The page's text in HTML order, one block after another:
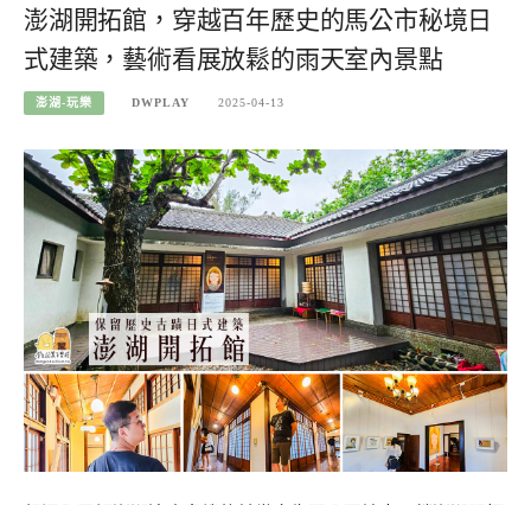
澎湖開拓館，穿越百年歷史的馬公市秘境日
式建築，藝術看展放鬆的雨天室內景點
澎湖-玩樂 DWPLAY 2025-04-13